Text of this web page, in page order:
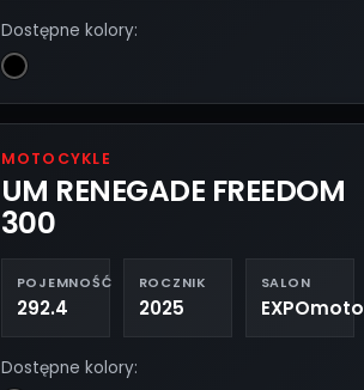
Dostępne kolory:
MOTOCYKLE
UM RENEGADE FREEDOM
300
POJEMNOŚĆ
292.4
ROCZNIK
2025
SALON
EXPOmoto
Dostępne kolory: